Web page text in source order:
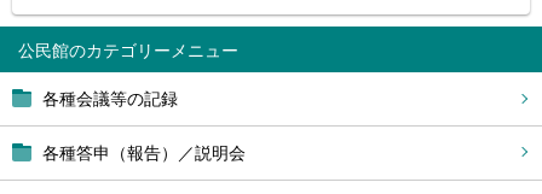
公民館
各種会議等の記録
各種答申（報告）／説明会